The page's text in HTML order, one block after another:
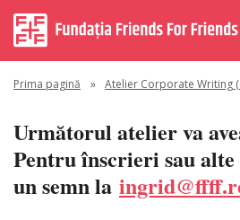
Prima pagină » Atelier Corporate Writing
Următorul atelier va
Pentru înscrieri sau
un semn la